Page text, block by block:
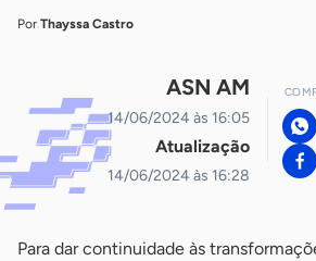
Por Thayssa Castro
ASN AM
14/06/2024 às 16:05
Atualização
14/06/2024 às 16:28
Para dar continuidade às